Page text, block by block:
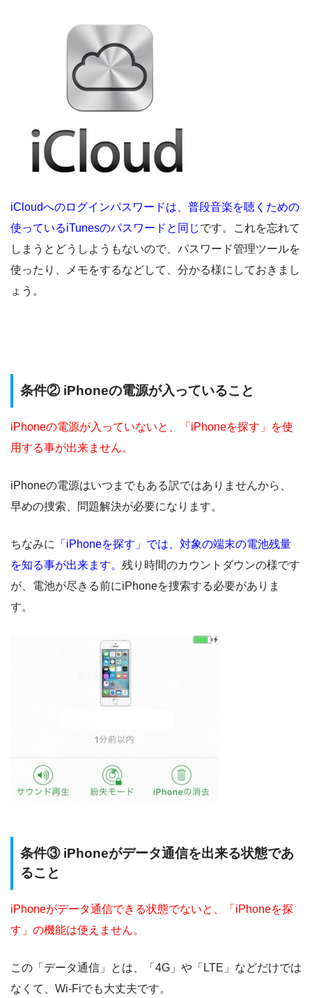
iCloudへのログインパスワードは、普段音楽を聴くための
使っているiTunesのパスワードと同じです。これを忘れて
しまうとどうしようもないので、パスワード管理ツールを
使ったり、メモをするなどして、分かる様にしておきまし
ょう。
条件② iPhoneの電源が入っていること
iPhoneの電源が入っていないと、「iPhoneを探す」を使
用する事が出来ません。
iPhoneの電源はいつまでもある訳ではありませんから、
早めの捜索、問題解決が必要になります。
ちなみに
「iPhoneを探す」では、対象の端末の電池残量
を知る事が出来ます。 残り時間のカウントダウンの様です
が、電池が尽きる前にiPhoneを捜索する必要がありま
す。
条件③ iPhoneがデータ通信を出来る状態であ
ること
iPhoneがデータ通信できる状態でないと、「iPhoneを探
す」の機能は使えません。
この「データ通信」とは、「4G」や「LTE」などだけでは
なくて、Wi-Fiでも大丈夫です。